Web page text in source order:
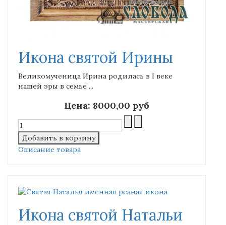
Икона святой Ирины
Великомученица Ирина родилась в I веке
нашей эры в семье ...
Цена: 8000,00 руб
Описание товара
Икона святой Натальи